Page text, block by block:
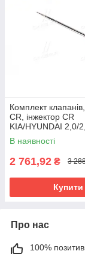
Комплект
CR, інжектор CR
KIA/HYUNDAI 2,0/
(вир-во Bosch)
В наявності
2 761,92 ₴ 3
Купити
Про нас
100%